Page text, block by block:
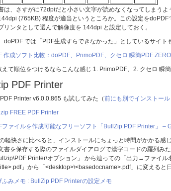
は、さすがに72dpiだと小さい文字が読めなくなってしまう
(765KB) 程度が適当というところか。この設定を
ンタとして選んで解像度を 144dpi と設定しておく。
doPDF では「PDF生成すらできなかった」としているサイト
作成ソフト比較：doPDF、PrimoPDF、クセロ 瞬簡PDF
えて順位をつけるならこんな感じ 1. PrimoPDF、2. クセロ 瞬
PDF Printer
Printer v6.0.0.865 も試してみた（前にも別でインストー
FREE PDF Printer
ファイルを作成可能なフリーソフト「BullZip PDF Printer」 –
軽快さに比べると、インストールにちょっと時間がかかる感
書を保存する際のファイルダイアログで漢字コードの羅列み
Printer\オプション」 から辿っての「出力→ファイ
」から「<desktop>\<basedocname>.pdf」に変えると
ふみメモ : BullZip PDF Printerの設定メモ